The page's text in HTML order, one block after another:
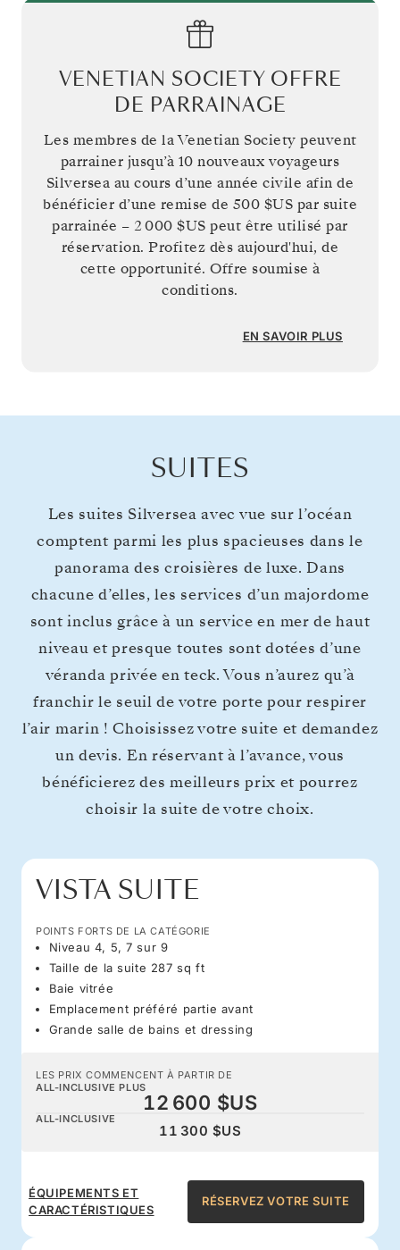
VENETIAN SOCIETY OFFRE
DE PARRAINAGE
Les membres de la Venetian Society peuvent
parrainer jusqu’à 10 nouveaux voyageurs
Silversea au cours d’une année civile afin de
bénéficier d’une remise de 500 $US par suite
parrainée – 2 000 $US peut être utilisé par
réservation. Profitez dès aujourd'hui, de
cette opportunité. Offre soumise à
conditions.
EN SAVOIR PLUS
SUITES
Les suites Silversea avec vue sur l’océan
comptent parmi les plus spacieuses dans le
panorama des croisières de luxe. Dans
chacune d’elles, les services d’un majordome
sont inclus grâce à un service en mer de haut
niveau et presque toutes sont dotées d’une
véranda privée en teck. Vous n’aurez qu’à
franchir le seuil de votre porte pour respirer
l’air marin ! Choisissez votre suite et demandez
un devis. En réservant à l’avance, vous
bénéficierez des meilleurs prix et pourrez
choisir la suite de votre choix.
VISTA SUITE
POINTS FORTS DE LA CATÉGORIE
Niveau 4, 5, 7 sur 9
Taille de la suite 287 sq ft
Baie vitrée
Emplacement préféré partie avant
Grande salle de bains et dressing
LES PRIX COMMENCENT À PARTIR DE
ALL-INCLUSIVE PLUS
12 600 $US
ALL-INCLUSIVE
11 300 $US
ÉQUIPEMENTS ET
CARACTÉRISTIQUES
RÉSERVEZ VOTRE SUITE